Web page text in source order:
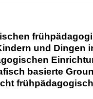
und Dingen
basierte